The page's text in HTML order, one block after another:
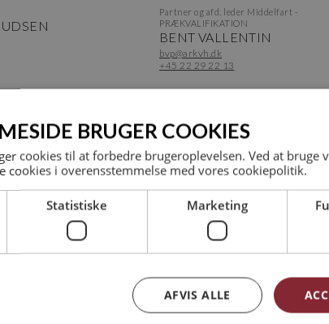
Partner og afd. leder Middelfart -
PRÆKVALIFIKATION
BENT VALLENTIN
bvp@arkvh.dk
+45 22 29 22 13
MAK - IKT koordinator Studiemedarbejder
ILLONA MARIANA GUGU
BRUGER COOKIES
cookies til at forbedre brugeroplevelsen. Ved at bruge
cookies i overensstemmelse med vores cookiepolitik.
Statistiske Marketing
AFVIS ALLE